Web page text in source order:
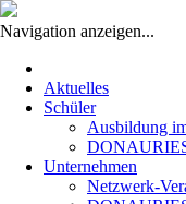
Navigation anzeigen...
überspringen
Aktuelles
Schüler
Ausbildung
Unternehmen
Netzwerk-